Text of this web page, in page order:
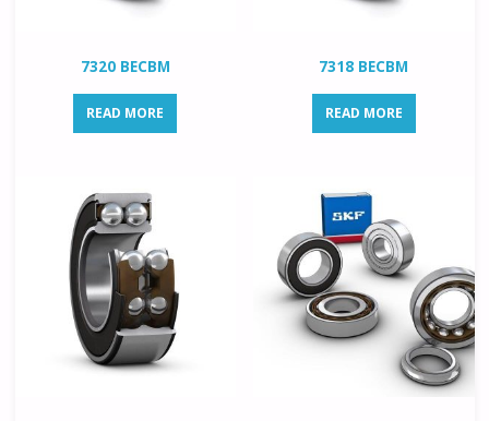
7320 BECBM
READ MORE
7318 BECBM
READ MORE